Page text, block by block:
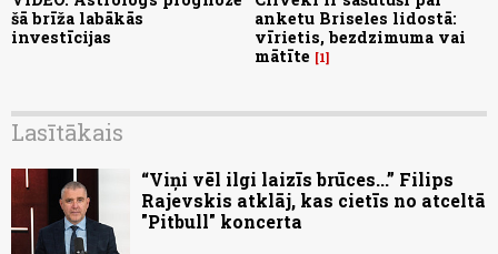
šā brīža labākās
investīcijas
anketu Briseles lidostā:
vīrietis, bezdzimuma vai
mātīte
1
Lasītākais
“Viņi vēl ilgi laizīs brūces...” Filips
Rajevskis atklāj, kas cietīs no atceltā
"Pitbull" koncerta